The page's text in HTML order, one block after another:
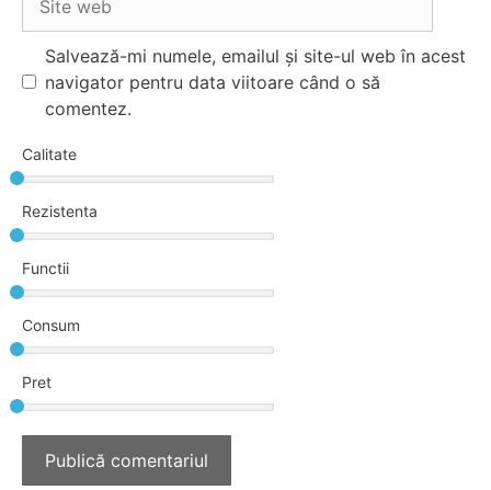
web
Salvează-mi numele, emailul și site-ul web în acest
navigator pentru data viitoare când o să
comentez.
Calitate
Rezistenta
Functii
Consum
Pret